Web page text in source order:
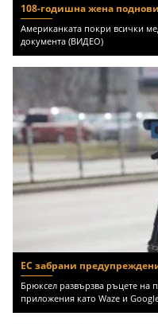
108-годишна жена
Американката покри всички
документа (ВИДЕО)
ЕС забрани
Брюксел развързва ръцете на
приложения като Waze и